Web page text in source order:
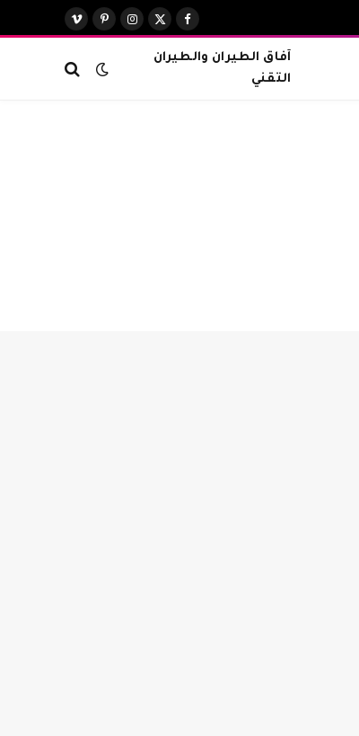
فيسبوك
X
الانستغرامبينتيريست
فيميو
آفاق الطيران والطيران
التقني